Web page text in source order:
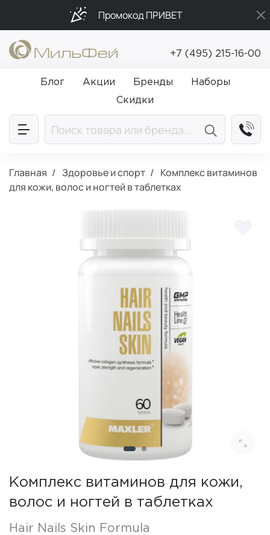
Промокод ПРИВЕТ
Бесплатная доставка от 5 000₽
Подарки в каждый заказ от 5 000₽
+7 (495) 215-16-00
Блог Акции Бренды
Наборы
Скидки
Главная Здоровье и спорт
Комплекс витаминов
для кожи, волос и ногтей в таблетках
Комплекс витаминов для кожи,
волос и ногтей в таблетках
Hair Nails Skin Formula